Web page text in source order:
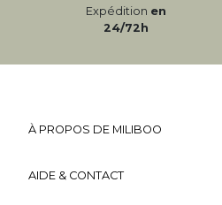
Expédition en
24/72h
À PROPOS DE MILIBOO
AIDE & CONTACT